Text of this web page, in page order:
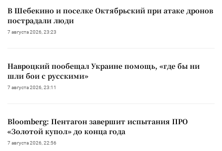
В Шебекино и поселке Октябрьский при атаке дронов
пострадали люди
7 августа 2026, 23:23
Навроцкий пообещал Украине помощь, «где бы ни
шли бои с русскими»
7 августа 2026, 23:11
Bloomberg: Пентагон завершит испытания ПРО
«Золотой купол» до конца года
7 августа 2026, 22:56